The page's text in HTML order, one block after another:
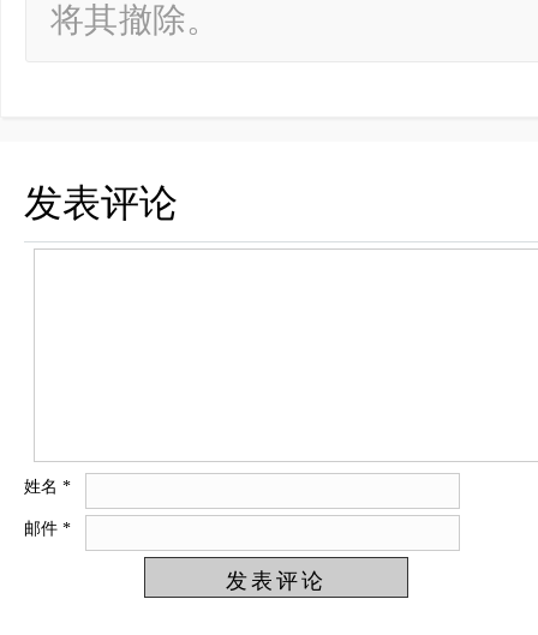
将其撤除。
发表评论
姓名 *
邮件 *